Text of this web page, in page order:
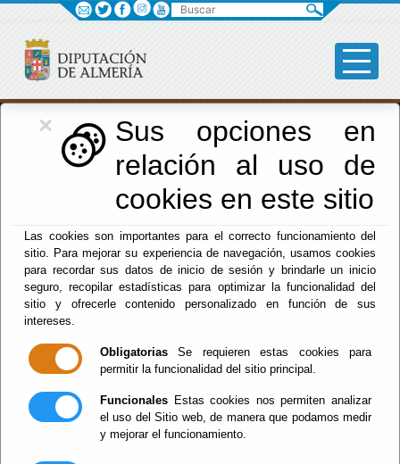
×
Sus opciones en
relación al uso de
cookies en este sitio
Las cookies son importantes para el correcto funcionamiento del
sitio. Para mejorar su experiencia de navegación, usamos cookies
para recordar sus datos de inicio de sesión y brindarle un inicio
seguro, recopilar estadísticas para optimizar la funcionalidad del
sitio y ofrecerle contenido personalizado en función de sus
intereses.
Obligatorias Se requieren estas cookies para
permitir la funcionalidad del sitio principal.
Funcionales Estas cookies nos permiten analizar
el uso del Sitio web, de manera que podamos medir
y mejorar el funcionamiento.
Formación
Menú Formación
Tablón de
Anuncios
Actualmente no existen documentos sobre el tema
solicitado. Disculpen las molestias.
Buscar